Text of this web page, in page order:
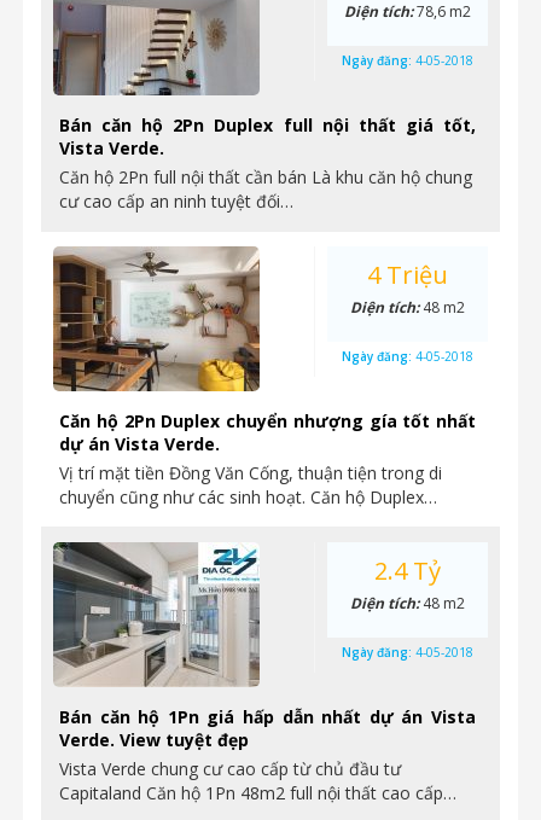
Bán căn hộ 2Pn Duplex full nội thất giá tốt,
Vista Verde.
Căn hộ 2Pn full nội thất cần bán Là khu căn hộ chung
cư cao cấp an ninh tuyệt đối…
Diện tích:78,6 m2
Ngày đăng: 4-05-2018
Căn hộ 2Pn Duplex chuyển nhượng gía tốt nhất
dự án Vista Verde.
Vị trí mặt tiền Đồng Văn Cống, thuận tiện trong di
chuyển cũng như các sinh hoạt. Căn hộ Duplex…
4 Triệu
Diện tích:48 m2
Ngày đăng: 4-05-2018
Bán căn hộ 1Pn giá hấp dẫn nhất dự án Vista
Verde. View tuyệt đẹp
Vista Verde chung cư cao cấp từ chủ đầu tư
Capitaland Căn hộ 1Pn 48m2 full nội thất cao cấp…
2.4 Tỷ
Diện tích:48 m2
Ngày đăng: 4-05-2018